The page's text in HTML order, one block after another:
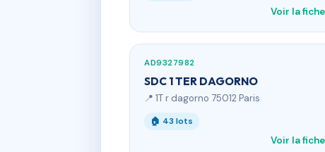
Voir la
AD9327982
SDC 1 TER DAGORNO
📍 1T r dagorno 75012 Paris
🏠 43 lots
Voir la